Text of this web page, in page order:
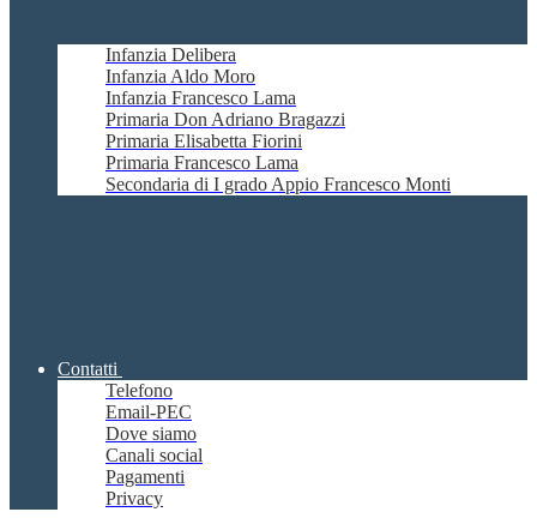
Infanzia Delibera
Infanzia Aldo Moro
Infanzia Francesco Lama
Primaria Don Adriano Bragazzi
Primaria Elisabetta Fiorini
Primaria Francesco Lama
Secondaria di I grado Appio Francesco Monti
Contatti
Telefono
Email-PEC
Dove siamo
Canali social
Pagamenti
Privacy